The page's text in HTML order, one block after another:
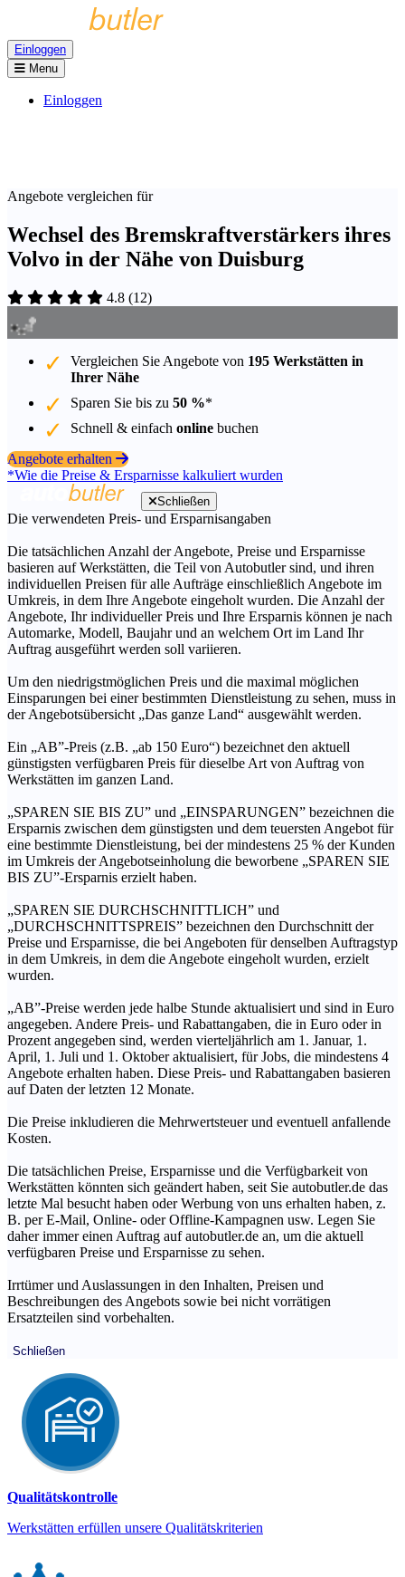
Einloggen
Menu
Einloggen
Angebote vergleichen für
Wechsel des Bremskraftverstärkers ihres
Volvo in der Nähe von Duisburg
4.8 (12)
Vergleichen Sie Angebote von 195 Werkstätten in
Ihrer Nähe
Sparen Sie bis zu 50 %*
Schnell & einfach online buchen
Angebote erhalten
*Wie die Preise & Ersparnisse kalkuliert wurden
Schließen
Die verwendeten Preis- und Ersparnisangaben
Die tatsächlichen Anzahl der Angebote, Preise und Ersparnisse
basieren auf Werkstätten, die Teil von Autobutler sind, und ihren
individuellen Preisen für alle Aufträge einschließlich Angebote im
Umkreis, in dem Ihre Angebote eingeholt wurden. Die Anzahl der
Angebote, Ihr individueller Preis und Ihre Ersparnis können je nach
Automarke, Modell, Baujahr und an welchem Ort im Land Ihr
Auftrag ausgeführt werden soll variieren.
Um den niedrigstmöglichen Preis und die maximal möglichen
Einsparungen bei einer bestimmten Dienstleistung zu sehen, muss in
der Angebotsübersicht „Das ganze Land“ ausgewählt werden.
Ein „AB”-Preis (z.B. „ab 150 Euro“) bezeichnet den aktuell
günstigsten verfügbaren Preis für dieselbe Art von Auftrag von
Werkstätten im ganzen Land.
„SPAREN SIE BIS ZU” und „EINSPARUNGEN” bezeichnen die
Ersparnis zwischen dem günstigsten und dem teuersten Angebot für
eine bestimmte Dienstleistung, bei der mindestens 25 % der Kunden
im Umkreis der Angebotseinholung die beworbene „SPAREN SIE
BIS ZU”-Ersparnis erzielt haben.
„SPAREN SIE DURCHSCHNITTLICH” und
„DURCHSCHNITTSPREIS” bezeichnen den Durchschnitt der
Preise und Ersparnisse, die bei Angeboten für denselben Auftragstyp
in dem Umkreis, in dem die Angebote eingeholt wurden, erzielt
wurden.
„AB”-Preise werden jede halbe Stunde aktualisiert und sind in Euro
angegeben. Andere Preis- und Rabattangaben, die in Euro oder in
Prozent angegeben sind, werden vierteljährlich am 1. Januar, 1.
April, 1. Juli und 1. Oktober aktualisiert, für Jobs, die mindestens 4
Angebote erhalten haben. Diese Preis- und Rabattangaben basieren
auf Daten der letzten 12 Monate.
Die Preise inkludieren die Mehrwertsteuer und eventuell anfallende
Kosten.
Die tatsächlichen Preise, Ersparnisse und die Verfügbarkeit von
Werkstätten könnten sich geändert haben, seit Sie autobutler.de das
letzte Mal besucht haben oder Werbung von uns erhalten haben, z.
B. per E-Mail, Online- oder Offline-Kampagnen usw. Legen Sie
daher immer einen Auftrag auf autobutler.de an, um die aktuell
verfügbaren Preise und Ersparnisse zu sehen.
Irrtümer und Auslassungen in den Inhalten, Preisen und
Beschreibungen des Angebots sowie bei nicht vorrätigen
Ersatzteilen sind vorbehalten.
Schließen
Qualitätskontrolle
Werkstätten erfüllen unsere Qualitätskriterien